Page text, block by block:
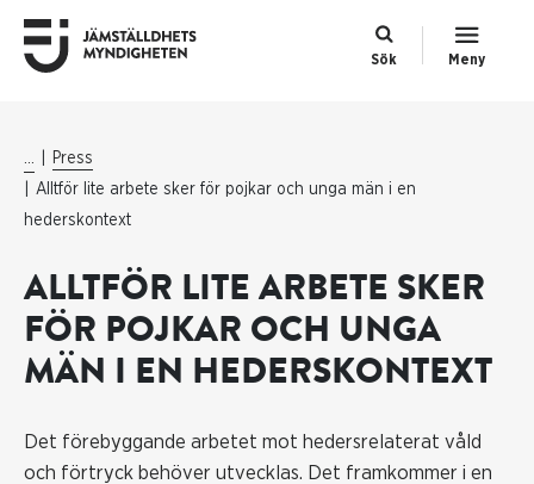
Sök Meny
...
Press
Alltför lite arbete sker för pojkar och unga män i en
hederskontext
ALLTFÖR LITE ARBETE SKER
FÖR POJKAR OCH UNGA
MÄN I EN HEDERSKONTEXT
Det förebyggande arbetet mot hedersrelaterat våld
och förtryck behöver utvecklas. Det framkommer i en